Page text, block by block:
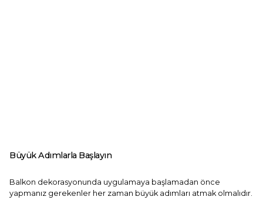
Büyük Adımlarla Başlayın
Balkon dekorasyonunda uygulamaya başlamadan önce
yapmanız gerekenler her zaman büyük adımları atmak olmalıdır.